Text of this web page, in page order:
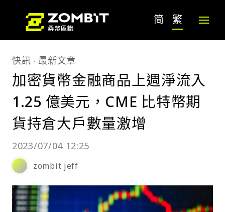
简 繁
快訊 最新文章
加密貨幣金融商品上週淨流入
1.25 億美元，CME 比特幣期
貨持倉大戶數量激增
2023/07/04 12:25
zombit jeff